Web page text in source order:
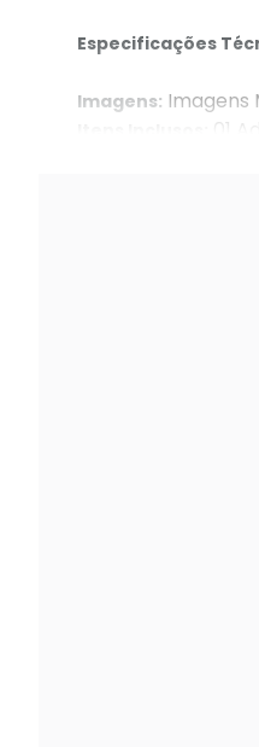
Especificações
Imagens: Imagens
01